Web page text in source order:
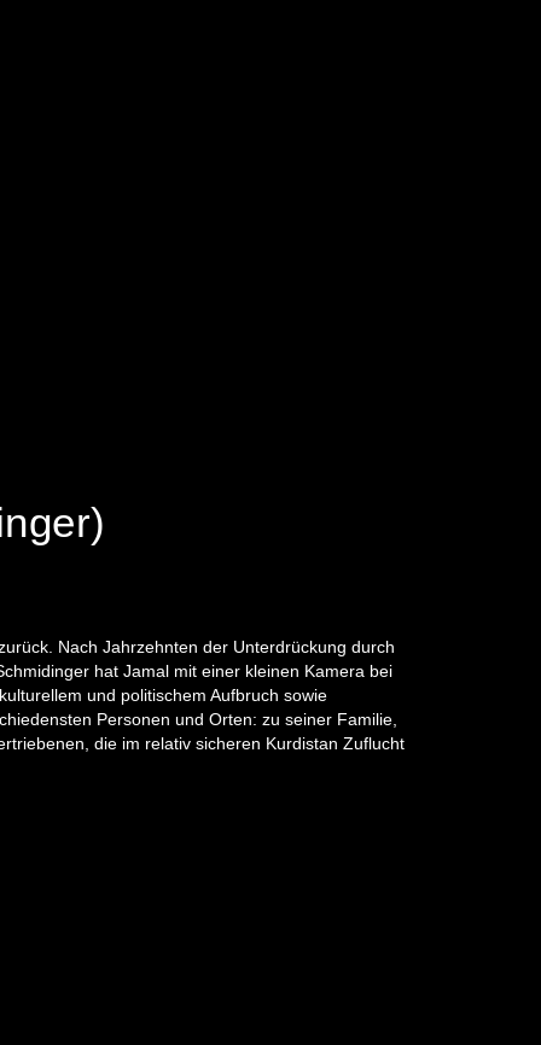
Nach Jahrzehnten der Unterdrückung durch
hat Jamal mit einer kleinen Kamera bei
und politischem Aufbruch sowie
Personen und Orten: zu seiner Familie,
die im relativ sicheren Kurdistan Zuflucht